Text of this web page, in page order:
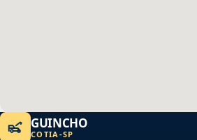
GUINCHO
COTIA -SP